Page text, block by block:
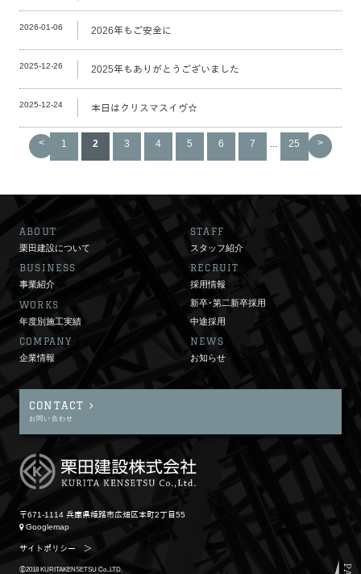
2026-01-06 2026年もご安全に
2025-12-26 2025年もありがとうございました
2025-12-24 本日はクリスマスイヴ☆
< 1 2 3 4 5 6 7 ... 25 >
ABOUT STAFF
栗田建設について スタッフ紹介
BUSINESS RECRUIT
事業紹介 採用情報
WORKS
新卒･第二新卒採用
年度別施工実績
中途採用
COMPANY NEWS
企業情報 お知らせ
CONTACT
お問い合わせ
〒671-1114 兵庫県姫路市広畑区本町2丁目55
Googlemap
サイトポリシー ＞
ⓒ2018 KURITAKENSETSU Co.,LTD.